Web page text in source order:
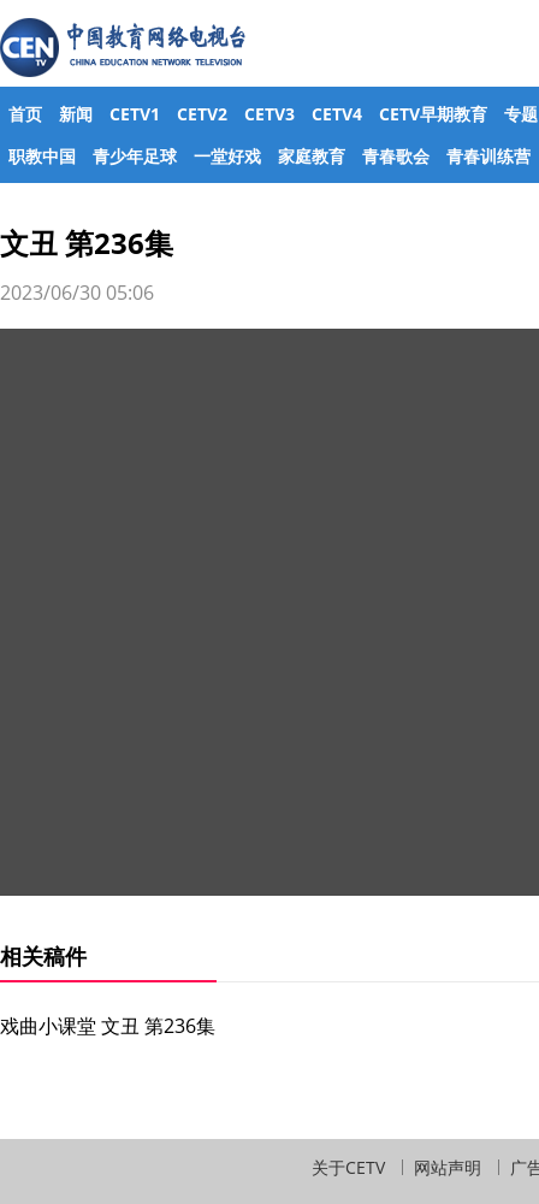
首页 新闻 CETV1 CETV2 CETV3 CETV4 CETV早期教育
专题
职教中国
青少年足球 一堂好戏 家庭教育 青春歌会 青春训练营
文丑 第236集
2023/06/30 05:06
相关稿件
戏曲小课堂 文丑 第236集
关于CETV 网站声明 广